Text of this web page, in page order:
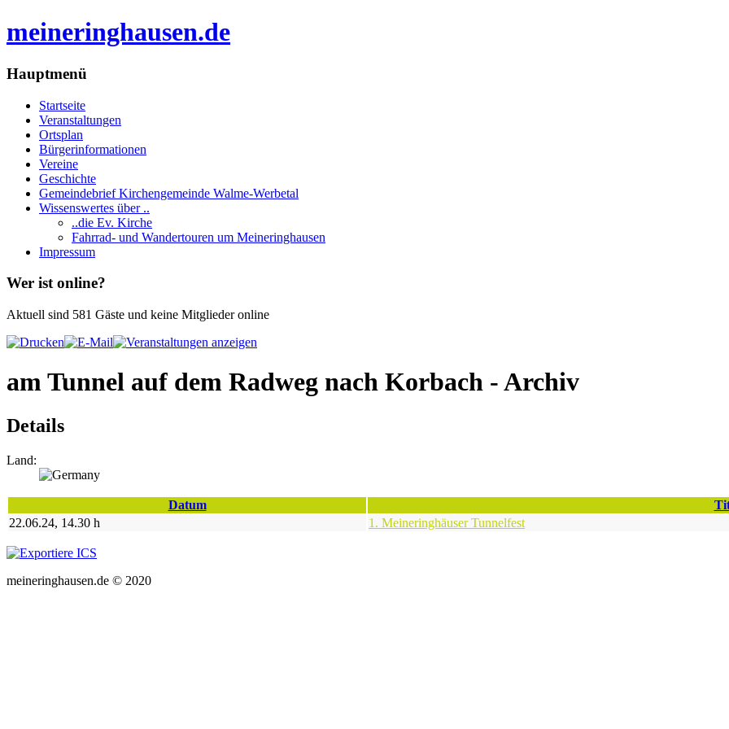
meineringhausen.de
Hauptmenü
Startseite
Veranstaltungen
Ortsplan
Bürgerinformationen
Vereine
Geschichte
Gemeindebrief Kirchengemeinde Walme-Werbetal
Wissenswertes über ..
..die Ev. Kirche
Fahrrad- und Wandertouren um Meineringhausen
Impressum
Wer ist online?
Aktuell sind 581 Gäste und keine Mitglieder online
am Tunnel auf dem Radweg nach Korbach - Archiv
Details
Land:
Datum
22.06.24, 14.30 h 1. Meineringhäuser Tunnelfest
meineringhausen.de © 2020